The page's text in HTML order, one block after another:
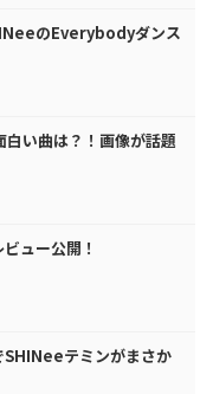
のEverybodyダンス
い曲は？！画像が話題
ュー公開！
SHINeeテミンがまさか